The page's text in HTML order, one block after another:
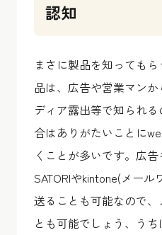
認知
まさに製品を知っても
品は、広告や営業マン
ディア露出等で知られ
合はありがたいことに
くことが多いです。広告
SATORIやkintone(メー
送ることも可能なので
とも可能でしょう、うち